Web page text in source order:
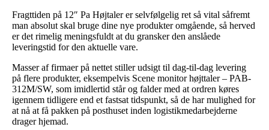
Fragttiden på 12″ Pa Højtaler er selvfølgelig ret så vital såfremt
man absolut skal bruge dine nye produkter omgående, så herved
er det rimelig meningsfuldt at du gransker den anslåede
leveringstid for den aktuelle vare.
Masser af firmaer på nettet stiller udsigt til dag-til-dag levering
på flere produkter, eksempelvis Scene monitor højttaler – PAB-
312M/SW, som imidlertid står og falder med at ordren køres
igennem tidligere end et fastsat tidspunkt, så de har mulighed for
at nå at få pakken på posthuset inden logistikmedarbejderne
drager hjemad.